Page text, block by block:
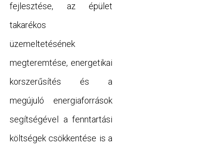
fejlesztése, az épület
takarékos
üzemeltetésének
megteremtése, energetikai
korszerűsítés és a
megújuló energiaforrások
segítségével a fenntartási
költségek csökkentése is a